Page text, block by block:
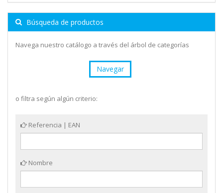
Búsqueda de productos
Navega nuestro catálogo a través del árbol de categorías
Navegar
o filtra según algún criterio:
Referencia | EAN
Nombre